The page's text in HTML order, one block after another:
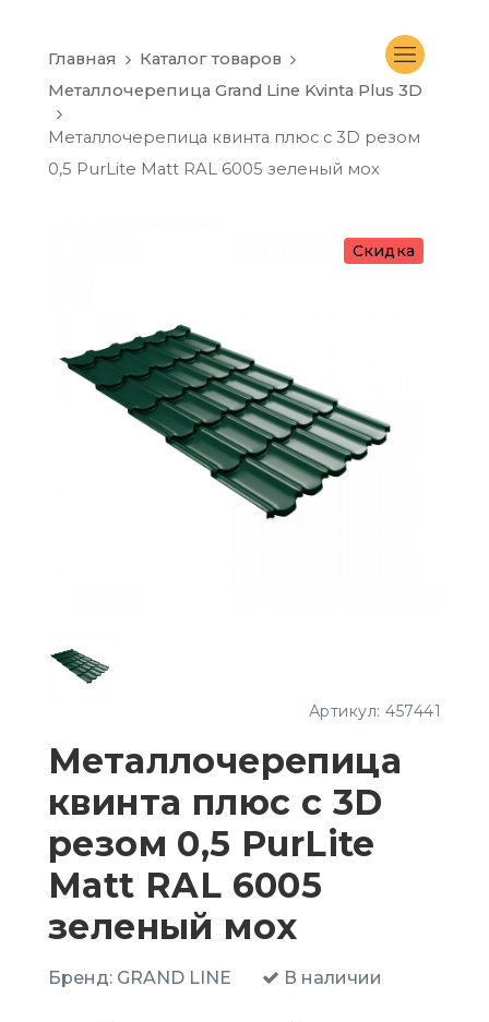
Главная
Каталог товаров
Металлочерепица Grand Line Kvinta Plus 3D
Металлочерепица квинта плюс с 3D резом
0,5 PurLite Matt RAL 6005 зеленый мох
Скидка
Артикул: 457441
Металлочерепица
квинта плюс с 3D
резом 0,5 PurLite
Matt RAL 6005
зеленый мох
Бренд: GRAND LINE В наличии